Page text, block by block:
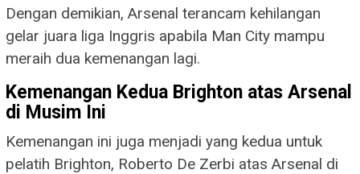
Dengan demikian, Arsenal terancam kehilangan
gelar juara liga Inggris apabila Man City mampu
meraih dua kemenangan lagi.
Kemenangan Kedua Brighton atas Arsenal
di Musim Ini
Kemenangan ini juga menjadi yang kedua untuk
pelatih Brighton, Roberto De Zerbi atas Arsenal di